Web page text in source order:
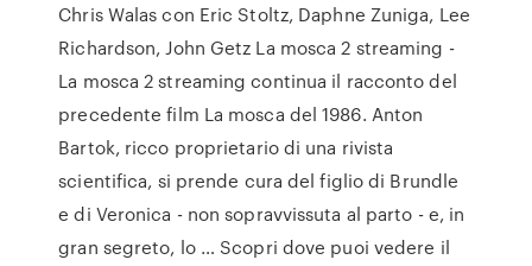
Chris Walas con Eric Stoltz, Daphne Zuniga, Lee
Richardson, John Getz La mosca 2 streaming -
La mosca 2 streaming continua il racconto del
precedente film La mosca del 1986. Anton
Bartok, ricco proprietario di una rivista
scientifica, si prende cura del figlio di Brundle
e di Veronica - non sopravvissuta al parto - e, in
gran segreto, lo … Scopri dove puoi vedere il